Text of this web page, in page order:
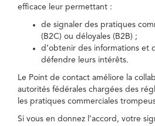
efficace leur permettant :
de signaler des pratiques
(B2C) ou déloyales (B2B) ;
d’obtenir des informations et
défendre leurs intérêts.
Le Point de contact améliore la
autorités fédérales chargées des
les pratiques commerciales
Si vous en donnez l’accord, votre